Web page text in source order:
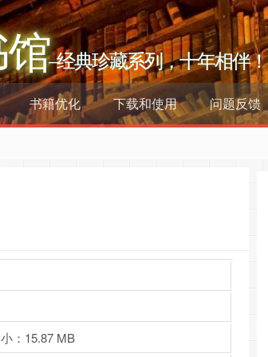
–经典珍藏系列，十年相伴！
书籍优化 下载和使用 问题反馈
：15.87 MB